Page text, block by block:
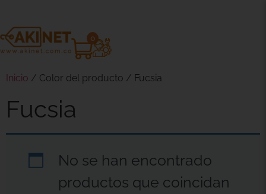
0
Inicio / Color del producto / Fucsia
Fucsia
No se han encontrado
productos que coincidan